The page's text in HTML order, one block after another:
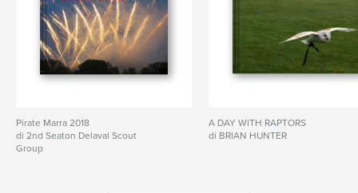
Pirate Marra 2018
di 2nd Seaton Delaval Scout
Group
A DAY WITH RAPTORS
di BRIAN HUNTER